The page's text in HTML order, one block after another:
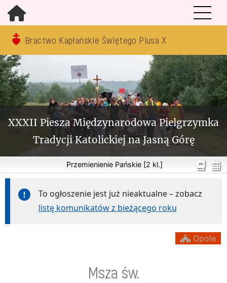
Bractwo Kapłańskie Świętego Piusa X
XXXII Piesza Międzynarodowa Pielgrzymka
Tradycji Katolickiej na Jasną Górę
Przemienienie Pańskie [2 kl.]
To ogłoszenie jest już nieaktualne – zobacz
listę komunikatów z bieżącego roku
Opole
Msza św.